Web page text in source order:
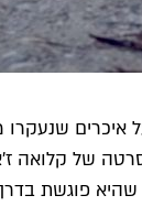
של ג'ון פורד לספרו של
של קלואה
שהיא פוגשת